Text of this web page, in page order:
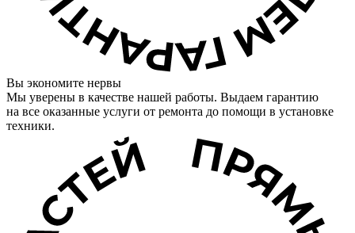
Вы экономите нервы
Мы уверены в качестве нашей работы. Выдаем гарантию
на все оказанные услуги от ремонта до помощи в установке
техники.